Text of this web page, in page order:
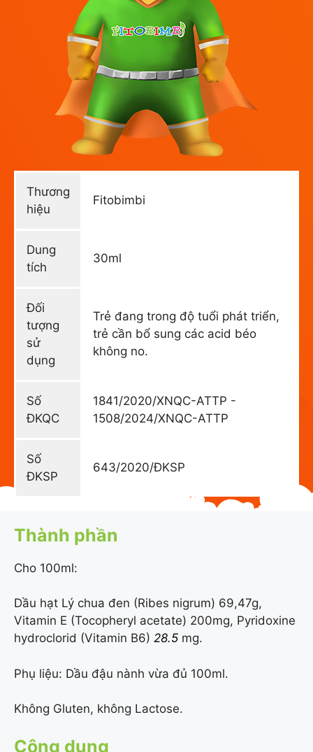
Thương
hiệu
Fitobimbi
Dung
tích
30ml
Đối
tượng
sử
dụng
Trẻ đang trong độ tuổi phát triển,
trẻ cần bổ sung các acid béo
không no.
Số
ĐKQC
1841/2020/XNQC-ATTP -
1508/2024/XNQC-ATTP
Số
ĐKSP
643/2020/ĐKSP
Thành phần
Cho 100ml:
Dầu hạt Lý chua đen (Ribes nigrum) 69,47g,
Vitamin E (Tocopheryl acetate) 200mg, Pyridoxine
hydroclorid (Vitamin B6) 28.5 mg.
Phụ liệu: Dầu đậu nành vừa đủ 100ml.
Không Gluten, không Lactose.
Công dụng